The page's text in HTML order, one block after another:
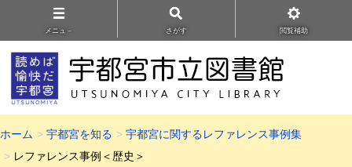
メニュ－ さがす 閲覧補助
ホーム 宇都宮を知る
宇都宮に関するレファレンス事例集
レファレンス事例＜歴史＞